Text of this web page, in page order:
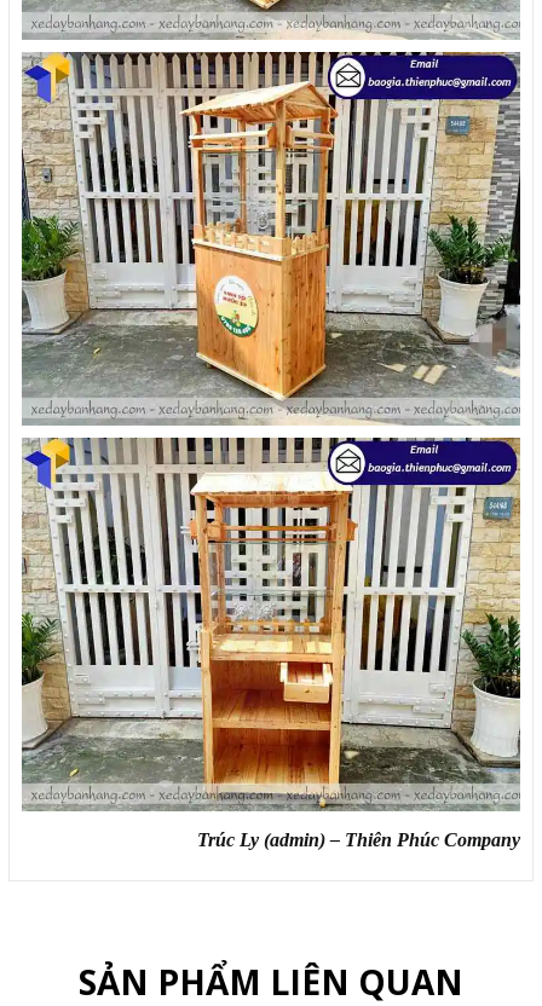
Trúc Ly (admin) – Thiên Phúc Company
SẢN PHẨM LIÊN QUAN